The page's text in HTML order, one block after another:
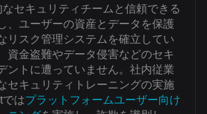
セキュリティチームと信頼できる
、ユーザーの資産とデータを保護
リスク管理システムを確立してい
資金盗難やデータ侵害などのセキ
ントに遭っていません。社内従業
セキュリティトレーニングの実施
ではプラットフォームユーザー向け